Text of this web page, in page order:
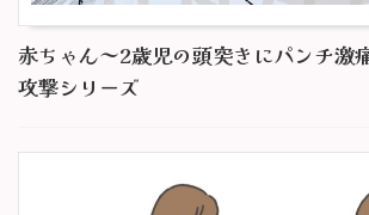
赤ちゃん～2歳児の頭突きにパンチ激
攻撃シリーズ